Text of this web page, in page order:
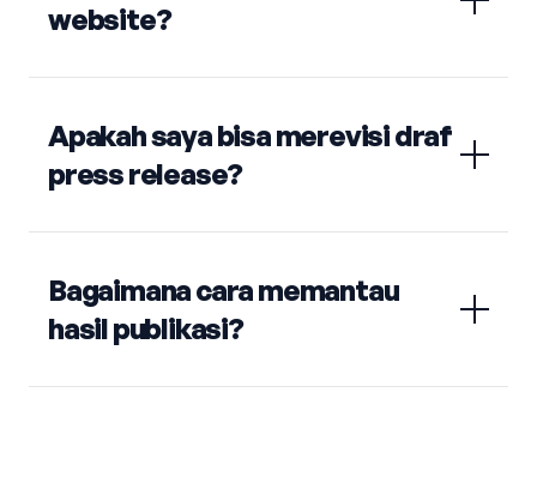
website?
Apakah saya bisa merevisi draf
press release?
Bagaimana cara memantau
hasil publikasi?